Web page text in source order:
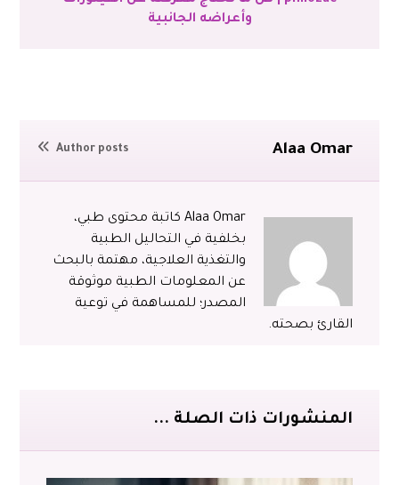
وأعراضه الجانبية
Alaa Omar
Author posts
Alaa Omar كاتبة محتوى طبي،
بخلفية في التحاليل الطبية
والتغذية العلاجية، مهتمة بالبحث
عن المعلومات الطبية موثوقة
المصدر؛ للمساهمة في توعية
القارئ بصحته.
المنشورات ذات الصلة ...